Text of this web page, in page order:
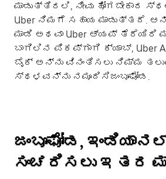
ಮಾಡುತ್ತಿರಲಿ, ನೀವು ಹೋಗಬೇಕಾದ
Uber ನಿಮಗೆ ಸಹಾಯ ಮಾಡುತ್ತದೆ.
ಮಾಡಿ ಅಥವಾ Uber ಆ್ಯಪ್ ತೆರೆಯಿರಿ
ಬಾಗಿಲಿನ ಪಿಕಪ್‌ಗಾಗಿ ಕ್ಯಾಬ್, Uber
ಬೈಕ್ ಅನ್ನು ವಿನಂತಿಸಲು ನಿಮ್ಮ
ಸ್ಥಳವನ್ನು ನಮೂದಿಸಿಜಂಬೂಘೋಡ.
ಜಂಬೂಘೋಡ,
ಸಂಚರಿಸಲು ಇತರ